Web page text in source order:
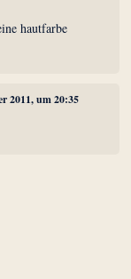
hautfarbe
2011, um 20:35